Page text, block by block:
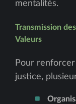
mentalités.
Transmission
Valeurs
Pour
justice,